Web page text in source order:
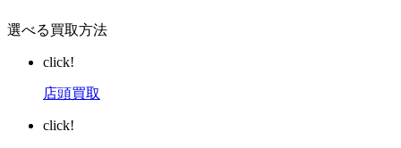
選べる買取方法
click!
店頭買取
click!